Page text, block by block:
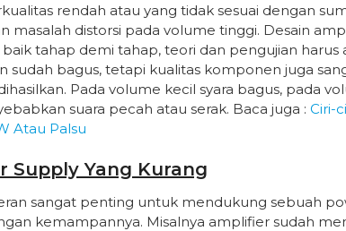
rendah atau yang tidak sesuai dengan
masalah distorsi pada volume tinggi. Desain
tahap demi tahap, teori dan pengujian
sudah bagus, tetapi kualitas komponen juga
Pada volume kecil syara bagus, pada
suara pecah atau serak. Baca juga : Ciri-
Atau Palsu
Supply Yang Kurang
sangat penting untuk mendukung sebuah
kemampannya. Misalnya amplifier sudah